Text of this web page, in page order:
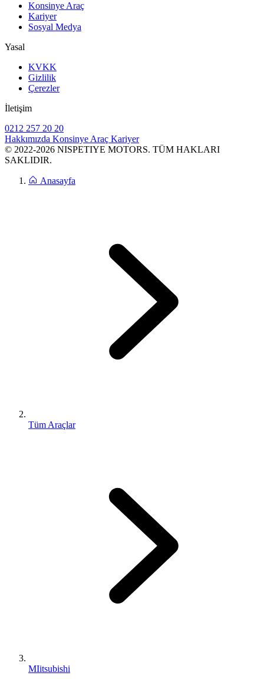
Konsinye Araç
Kariyer
Sosyal Medya
Yasal
KVKK
Gizlilik
Çerezler
İletişim
0212 257 20 20
Hakkımızda Konsinye Araç Kariyer
© 2022-2026 NISPETIYE MOTORS. TÜM HAKLARI
SAKLIDIR.
Anasayfa
Tüm Araçlar
MIitsubishi